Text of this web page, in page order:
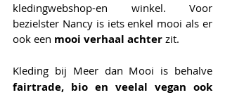
kledingwebshop-en winkel. Voor
bezielster Nancy is iets enkel mooi als er
ook een mooi verhaal achter zit.
Kleding bij Meer dan Mooi is behalve
fairtrade, bio en veelal vegan ook